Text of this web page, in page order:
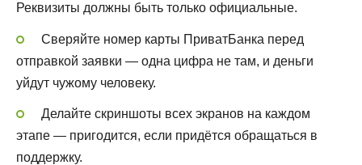
Реквизиты должны быть только официальные.
Сверяйте номер карты ПриватБанка перед
отправкой заявки — одна цифра не там, и деньги
уйдут чужому человеку.
Делайте скриншоты всех экранов на каждом
этапе — пригодится, если придётся обращаться в
поддержку.